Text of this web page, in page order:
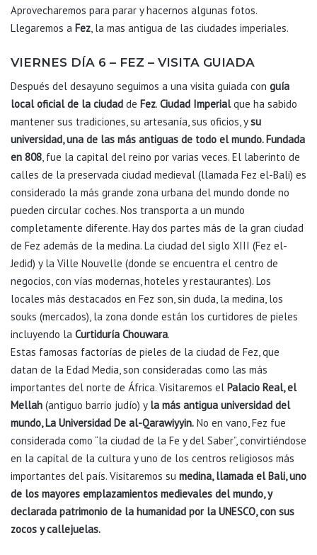
Aprovecharemos para parar y hacernos algunas fotos.
Llegaremos a Fez, la mas antigua de las ciudades imperiales.
VIERNES DÍA 6 – FEZ – VISITA GUIADA
Después del desayuno seguimos a una visita guiada con guía
local oficial de la ciudad de Fez. Ciudad Imperialque ha sabido
mantener sus tradiciones, su artesanía, sus oficios, ysu
universidad, una de las más antiguas de todo el mundo. Fundada
en 808 , fue la capital del reino por varias veces. El laberinto de
calles de la preservada ciudad medieval (llamada Fez el-Bali) es
considerado la más grande zona urbana del mundo donde no
pueden circular coches. Nos transporta a un mundo
completamente diferente. Hay dos partes más de la gran ciudad
de Fez además de la medina. La ciudad del siglo XIII (Fez el-
Jedid) y la Ville Nouvelle (donde se encuentra el centro de
negocios, con vías modernas, hoteles y restaurantes). Los
locales más destacados en Fez son, sin duda, la medina, los
souks (mercados), la zona donde están los curtidores de pieles
incluyendo la Curtiduría Chouwara.
Estas famosas factorías de pieles de la ciudad de Fez, que
datan de la Edad Media, son consideradas como las más
importantes del norte de África. Visitaremos el Palacio Real, el
Mellah (antiguo barrio judío) y la más antigua universidad del
mundo, La Universidad De al-Qarawiyyin. No en vano, Fez fue
considerada como “la ciudad de la Fe y del Saber”, convirtiéndose
en la capital de la cultura y uno de los centros religiosos más
importantes del país. Visitaremos su medina, llamada el Bali, uno
de los mayores emplazamientos medievales del mundo, y
declarada patrimonio de la humanidad por la UNESCO, con sus
zocos y callejuelas.